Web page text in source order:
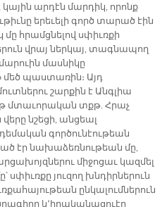
կային արդէն մարդիկ, որոնք
երեւելի գործ տարած էին
հրամցնելով սփիւռքի
վրայ ներկայ, տագնապող
մասնիկը
մեծ պաստառին։ Այդ
շարքին է Անգլիա
մտաւորական տքթ. Հրաչ
վերը նշեցի, անցեալ
գործունէութեան
էր նախաձեռնութեան մը,
միջոցաւ կազմել
սփիւռքը յուզող խնդիրներուն
ընկալումներուն
կ՚իրականացուէր